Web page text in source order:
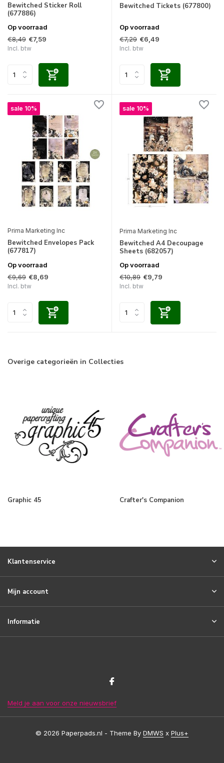
Bewitched Sticker Roll
(677886)
Op voorraad
€8,49 €7,59
Incl. btw
Bewitched Tickets (677800)
Op voorraad
€7,29 €6,49
Incl. btw
sale 10%
Prima Marketing Inc
Bewitched Envelopes Pack
(677817)
Op voorraad
€9,69 €8,69
Incl. btw
sale 10%
Prima Marketing Inc
Bewitched A4 Decoupage
Sheets (682057)
Op voorraad
€10,89 €9,79
Incl. btw
Overige categorieën in Collecties
Graphic 45 Crafter's Companion
Klantenservice
Mijn account
Informatie
Meld je aan voor onze nieuwsbrief
© 2026 Paperpads.nl - Theme By DMWS x Plus+